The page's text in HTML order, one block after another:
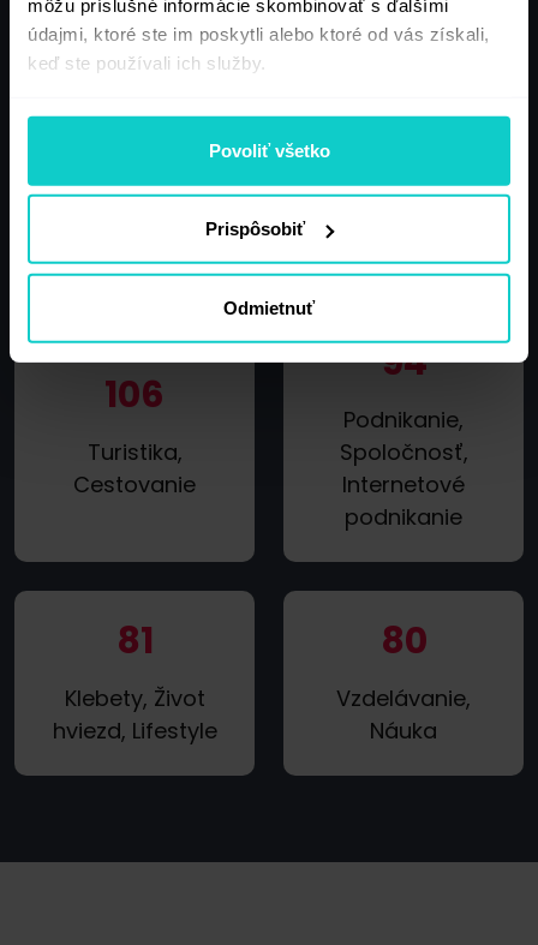
môžu príslušné informácie skombinovať s ďalšími
údajmi, ktoré ste im poskytli alebo ktoré od vás získali,
keď ste používali ich služby.
Povoliť všetko
Prispôsobiť
Odmietnuť
Zábava
141
technológie,
106
Turistika,
Cestovanie
94
Podnikanie,
Spoločnosť,
Internetové
podnikanie
81
Klebety, Život
hviezd, Lifestyle
80
Vzdelávanie,
Náuka